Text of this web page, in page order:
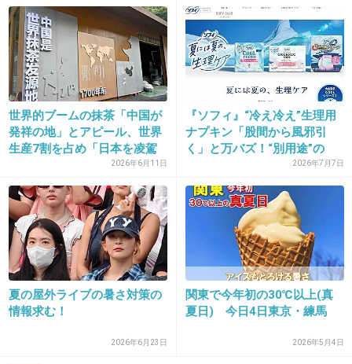
に低めにして！
+74 -3
「おもてなし制服」のダサさが話題だけど、ダ
サいだけじゃなくてものすごく暑そうだよね
出典：up.gc-img.net
-0
世界的ブームの抹茶「中国が
発祥の地」とアピール、世界
生産7割を占め「日本を凌駕
2026年6月11日
『ソフィ』“冷え冷え”生理用
ナプキン「股間から風邪引
く」と万バズ！“別用途”の
2026年7月7日
夏の屋外ライブの暑さ対策の
情報求む！
2026年6月23日
関東で今年初の30℃以上(真
夏日) 今日4日東京・練馬
2026年5月4日